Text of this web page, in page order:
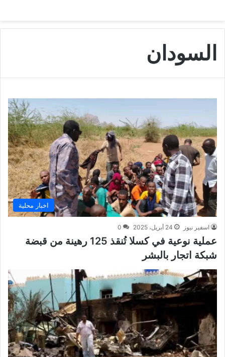
السودان
اخبار محلية
اسفير نيوز 24 أبريل، 2025 0
عملية نوعية في كسلا تُنقذ 125 رهينة من قبضة
شبكة اتجار بالبشر